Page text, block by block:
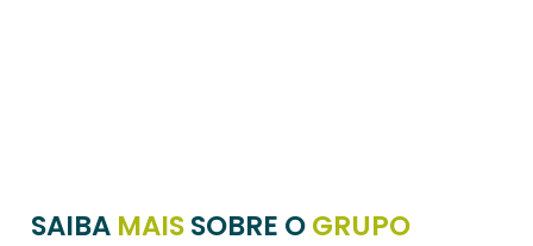
SAIBA MAISSOBRE OGRUPO